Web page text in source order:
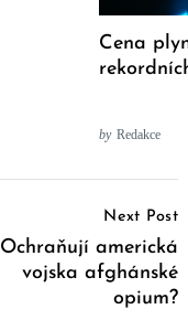
Cena
by Redakce
Next Post
Ochraňují americká
vojska afghánské
opium?